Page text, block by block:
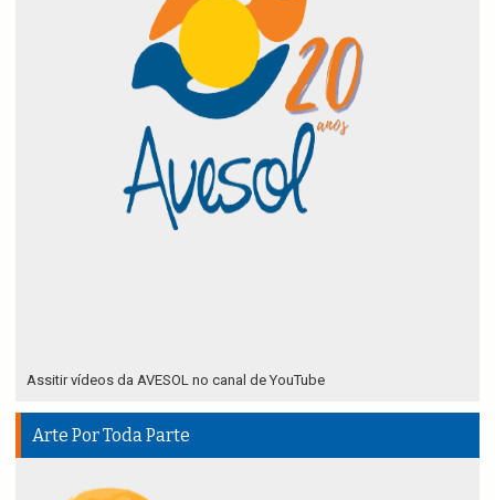
Assitir vídeos da AVESOL no canal de YouTube
Arte Por Toda Parte